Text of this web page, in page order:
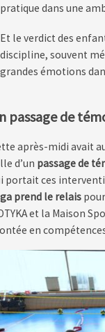
pratique dans une
Et le verdict des
discipline, souvent
grandes émotions
passage de
après-midi avait
d’un passage de
portait ces
prend le relais
et la Maison
en